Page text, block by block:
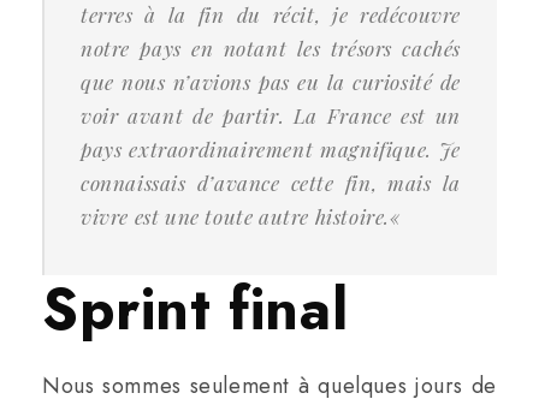
terres à la fin du récit, je redécouvre
notre pays en notant les trésors cachés
que nous n’avions pas eu la curiosité de
voir avant de partir. La France est un
pays extraordinairement magnifique. Je
connaissais d’avance cette fin, mais la
vivre est une toute autre histoire.«
Sprint final
Nous sommes seulement à quelques jours de